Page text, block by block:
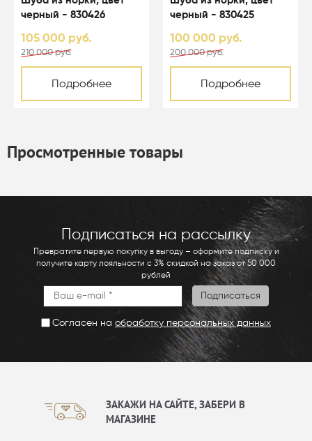
черный - 830426
105 000 руб.
210 000 руб.
Подробнее
черный - 830425
100 000 руб.
200 000 руб.
Подробнее
Просмотренные товары
Подписаться на рассылку
Превратите первую покупку в выгоду – оформите подписку и
получите карту лояльности с 3% скидкой на заказ от 50 000
рублей
Согласен на обработку персональных данных
ЗАКАЖИ НА САЙТЕ, ЗАБЕРИ В
МАГАЗИНЕ